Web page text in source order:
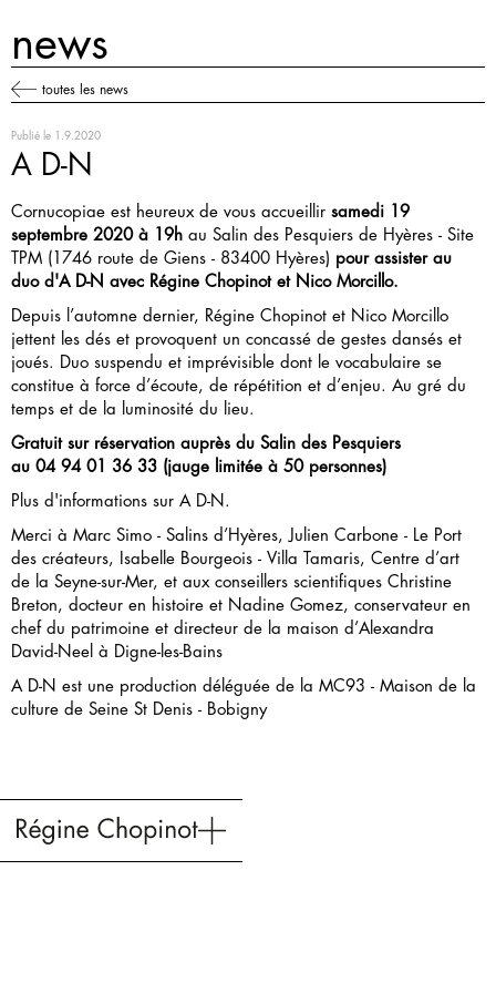
news
toutes les news
Publié le 1.9.2020
A D-N
Cornucopiae est heureux de vous accueillir samedi 19
septembre 2020 à 19h au Salin des Pesquiers de Hyères - Site
TPM (1746 route de Giens - 83400 Hyères) pour assister au
duo d'A D-N avec Régine Chopinot et Nico Morcillo.
Depuis l’automne dernier, Régine Chopinot et Nico Morcillo
jettent les dés et provoquent un concassé de gestes dansés et
joués. Duo suspendu et imprévisible dont le vocabulaire se
constitue à force d’écoute, de répétition et d’enjeu. Au gré du
temps et de la luminosité du lieu.
Gratuit sur réservation auprès du Salin des Pesquiers
au 04 94 01 36 33 (jauge limitée à 50 personnes)
Plus d'informations sur A D-N.
Merci à Marc Simo - Salins d’Hyères, Julien Carbone - Le Port
des créateurs, Isabelle Bourgeois - Villa Tamaris, Centre d’art
de la Seyne-sur-Mer, et aux conseillers scientifiques Christine
Breton, docteur en histoire et Nadine Gomez, conservateur en
chef du patrimoine et directeur de la maison d’Alexandra
David-Neel à Digne-les-Bains
A D-N est une production déléguée de la MC93 - Maison de la
culture de Seine St Denis - Bobigny